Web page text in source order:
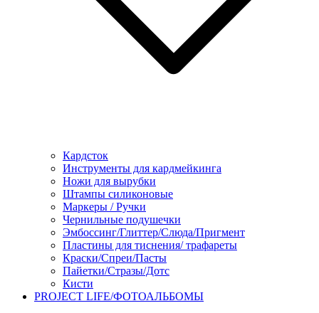
Кардсток
Инструменты для кардмейкинга
Ножи для вырубки
Штампы силиконовые
Маркеры / Ручки
Чернильные подушечки
Эмбоссинг/Глиттер/Слюда/Пригмент
Пластины для тиснения/ трафареты
Краски/Спреи/Пасты
Пайетки/Стразы/Дотс
Кисти
PROJECT LIFE/ФОТОАЛЬБОМЫ